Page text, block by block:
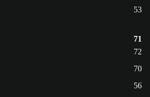
53
71
72
70
56